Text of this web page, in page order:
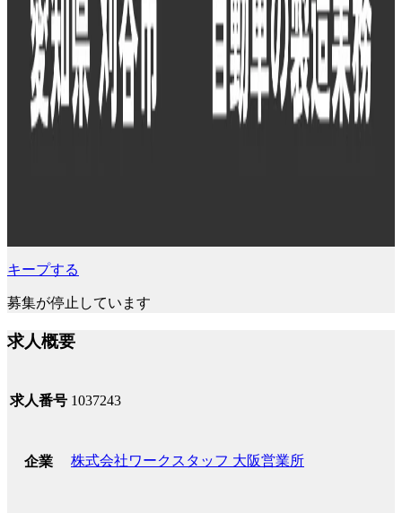
キープする
募集が停止しています
求人概要
求人番号 1037243
企業 株式会社ワークスタッフ 大阪営業所